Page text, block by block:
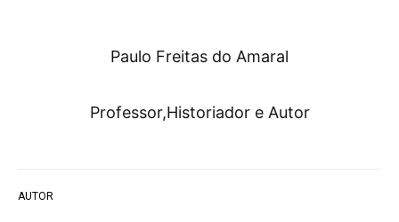
AUTOR
Paulo Freitas do Amaral
Professor,Historiador e Autor